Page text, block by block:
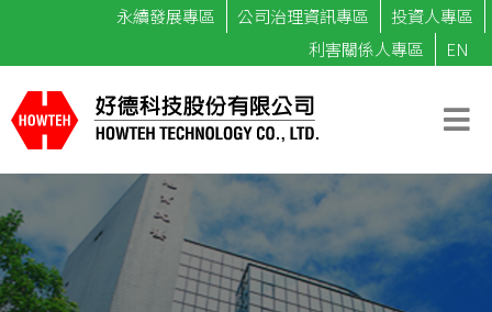
永續發展專區 公司治理資訊專區
投資人專區
利害關係人專區
EN